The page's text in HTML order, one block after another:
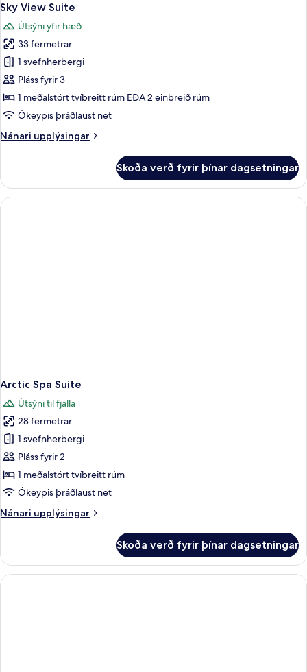
Sky View Suite
Útsýni yfir hæð
33 fermetrar
1 svefnherbergi
Pláss fyrir 3
1 meðalstórt tvíbreitt rúm EÐA 2 einbreið rúm
Ókeypis þráðlaust net
Nánari upplýsingar
Nánari
View
Suite
Skoða verð fyrir þínar dagsetningar
Arctic Spa Suite
Útsýni til fjalla
28 fermetrar
1 svefnherbergi
Pláss fyrir 2
1 meðalstórt tvíbreitt rúm
Ókeypis þráðlaust net
Nánari upplýsingar
Nánari
Spa
Suite
Skoða verð fyrir þínar dagsetningar